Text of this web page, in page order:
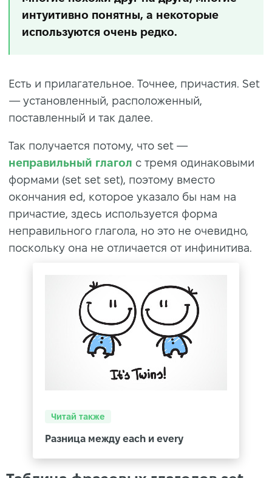
интуитивно понятны, а некоторые
используются очень редко.
Есть и прилагательное. Точнее, причастия. Set
— установленный, расположенный,
поставленный и так далее.
Так получается потому, что set —
неправильный глагол с тремя одинаковыми
формами (set set set), поэтому вместо
окончания ed, которое указало бы нам на
причастие, здесь используется форма
неправильного глагола, но это не очевидно,
поскольку она не отличается от инфинитива.
Читай также
Разница между each и every